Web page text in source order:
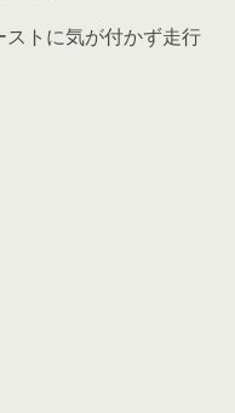
トに気が付かず走行